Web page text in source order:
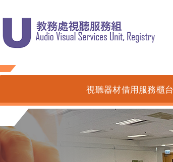
視聽器材借用服務櫃台